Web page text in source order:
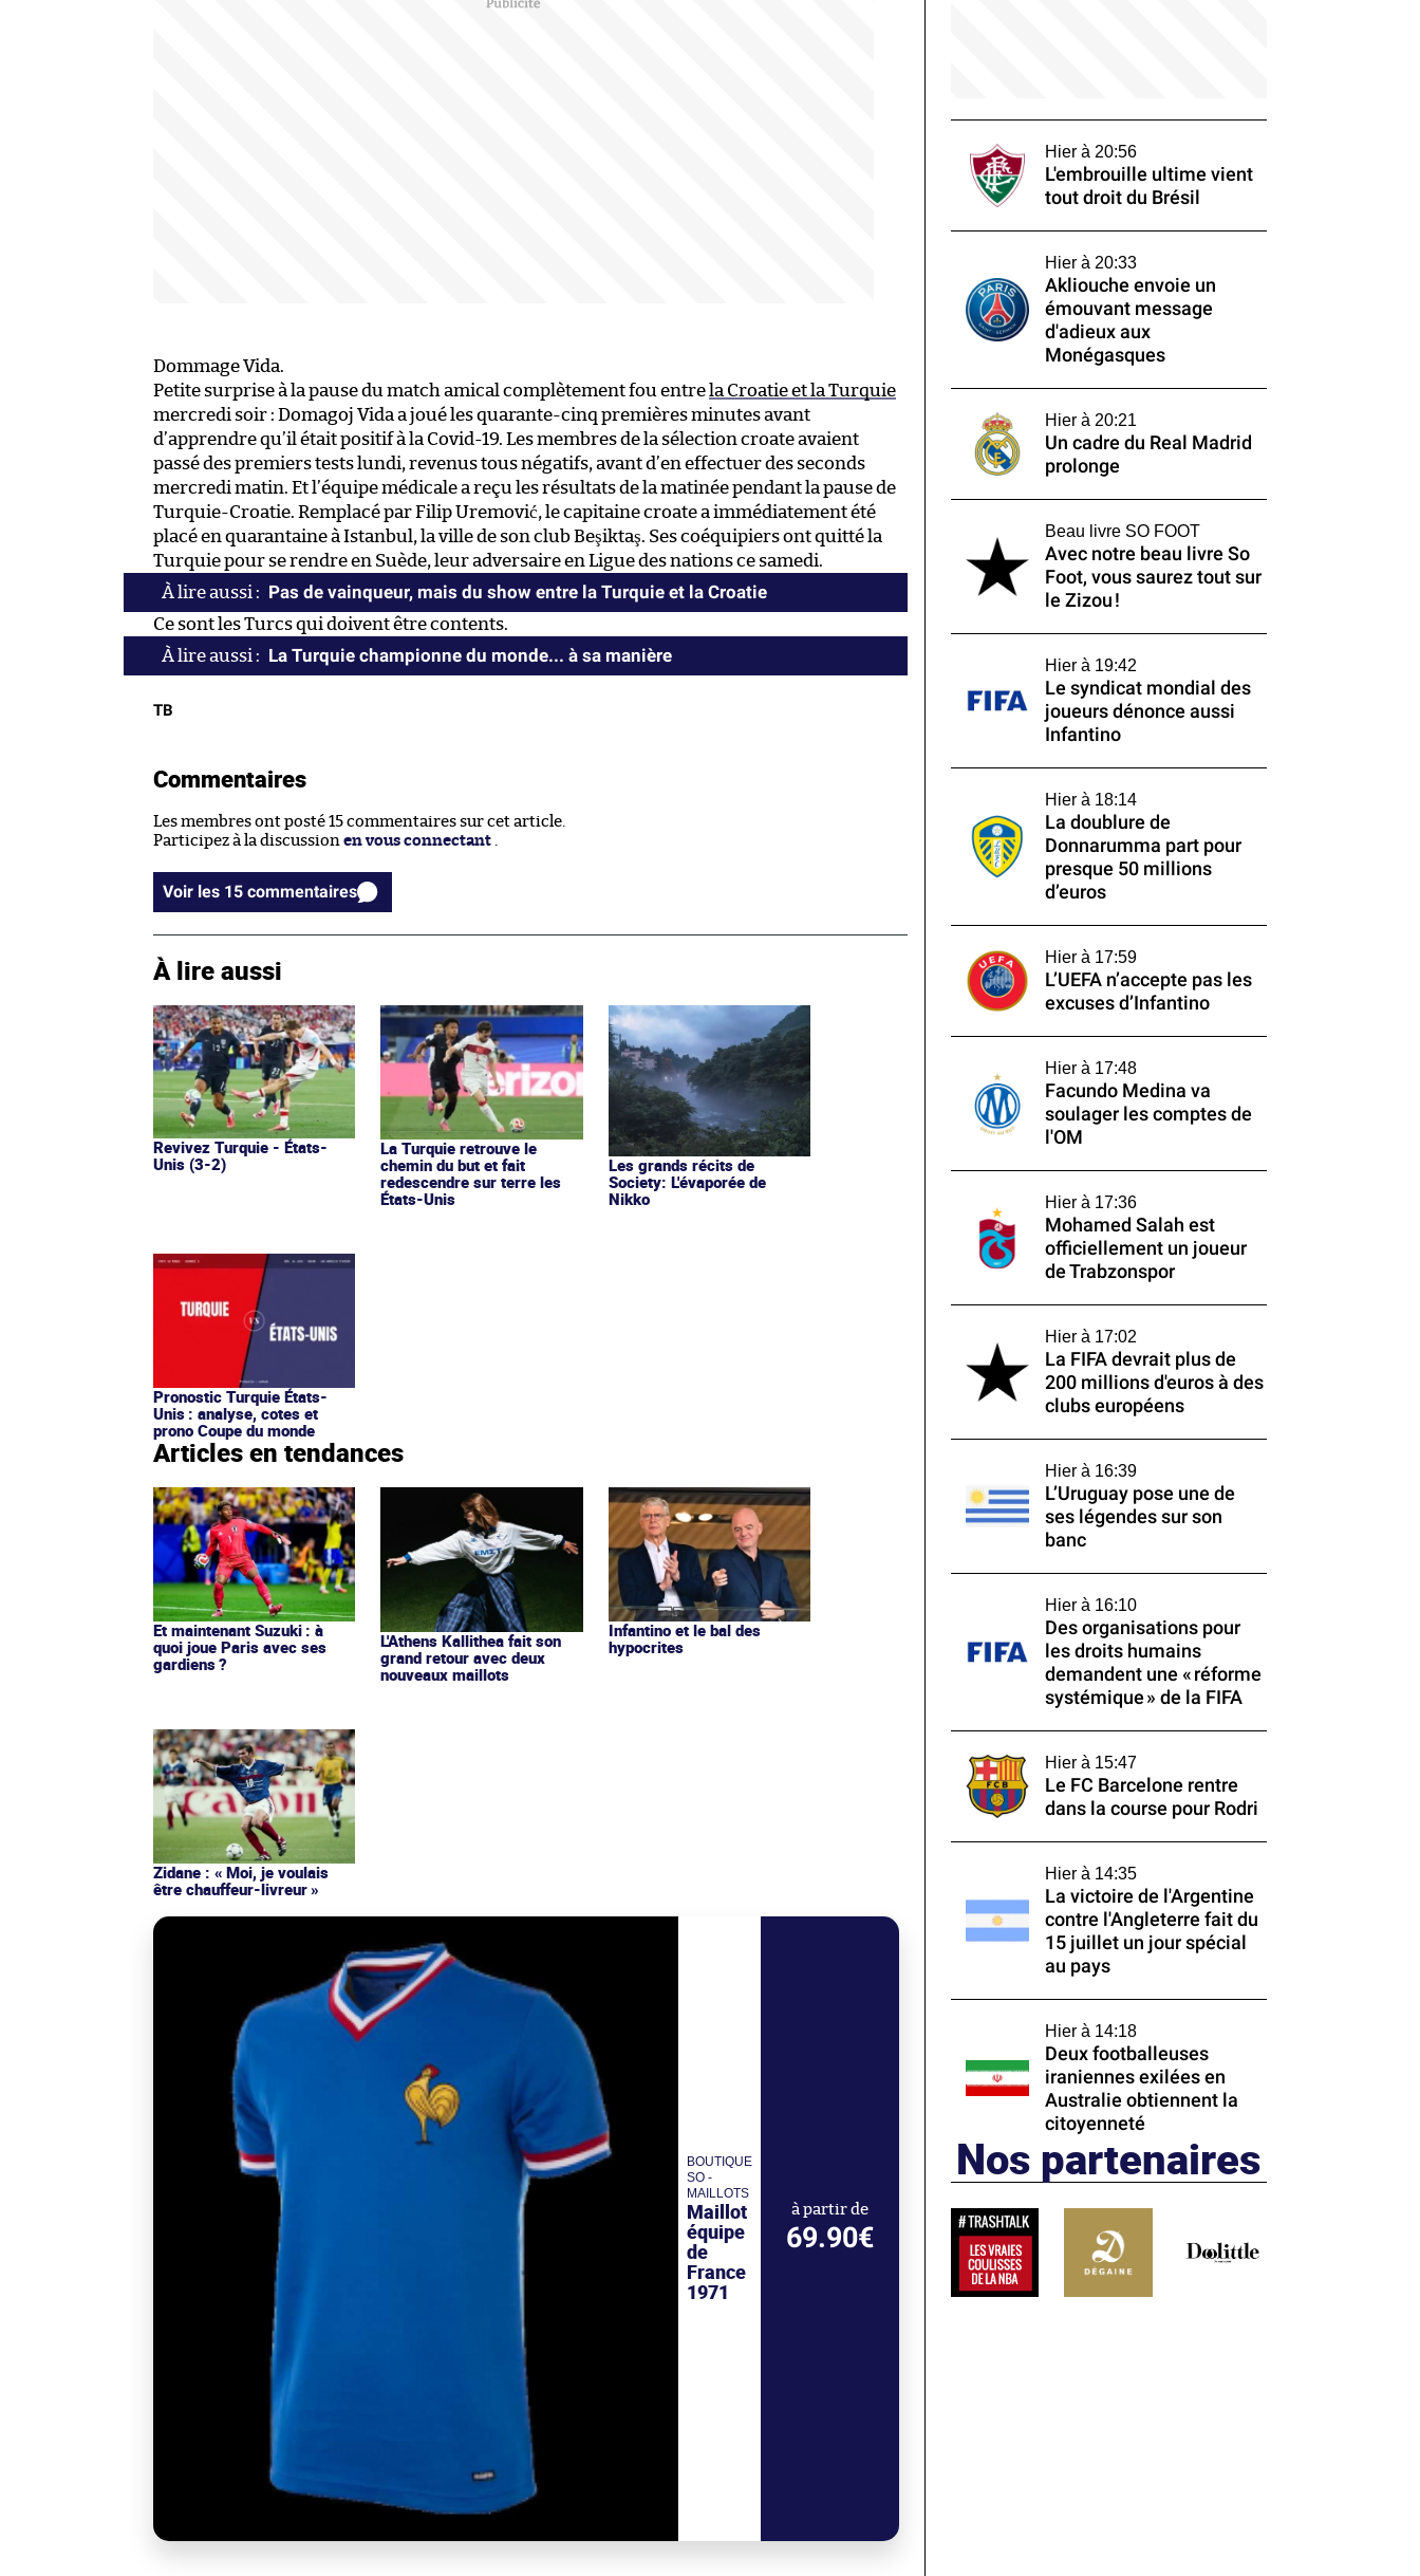
Dommage Vida.
Petite surprise à la pause du match amical complètement fou entre la Croatie et la Turquie
mercredi soir : Domagoj Vida a joué les quarante-cinq premières minutes avant
d’apprendre qu’il était positif à la Covid-19. Les membres de la sélection croate avaient
passé des premiers tests lundi, revenus tous négatifs, avant d’en effectuer des seconds
mercredi matin. Et l’équipe médicale a reçu les résultats de la matinée pendant la pause de
Turquie-Croatie. Remplacé par Filip Uremović, le capitaine croate a immédiatement été
placé en quarantaine à Istanbul, la ville de son club Beşiktaş. Ses coéquipiers ont quitté la
Turquie pour se rendre en Suède, leur adversaire en Ligue des nations ce samedi.
Pas de vainqueur, mais du show entre la Turquie et la Croatie
Ce sont les Turcs qui doivent être contents.
La Turquie championne du monde... à sa manière
TB
Commentaires
Les membres ont posté 15 commentaires sur cet article.
Participez à la discussion en vous connectant .
Voir les 15 commentaires
À lire aussi
Revivez Turquie - États-
Unis (3-2)
La Turquie retrouve le
chemin du but et fait
redescendre sur terre les
États-Unis
Les grands récits de
Society: L'évaporée de
Nikko
Pronostic Turquie États-
Unis : analyse, cotes et
prono Coupe du monde
Articles en tendances
Et maintenant Suzuki : à
quoi joue Paris avec ses
gardiens ?
L'Athens Kallithea fait son
grand retour avec deux
nouveaux maillots
Infantino et le bal des
hypocrites
Zidane : « Moi, je voulais
être chauffeur-livreur »
BOUTIQUE
SO -
MAILLOTS
Maillot
équipe
de
France
1971
à partir de
69.90€
Hier à 20:56
L'embrouille ultime vient
tout droit du Brésil
Hier à 20:33
Akliouche envoie un
émouvant message
d'adieux aux
Monégasques
Hier à 20:21
Un cadre du Real Madrid
prolonge
Beau livre SO FOOT
Avec notre beau livre So
Foot, vous saurez tout sur
le Zizou !
Hier à 19:42
Le syndicat mondial des
joueurs dénonce aussi
Infantino
Hier à 18:14
La doublure de
Donnarumma part pour
presque 50 millions
d’euros
Hier à 17:59
L’UEFA n’accepte pas les
excuses d’Infantino
Hier à 17:48
Facundo Medina va
soulager les comptes de
l'OM
Hier à 17:36
Mohamed Salah est
officiellement un joueur
de Trabzonspor
Hier à 17:02
La FIFA devrait plus de
200 millions d'euros à des
clubs européens
Hier à 16:39
L’Uruguay pose une de
ses légendes sur son
banc
Hier à 16:10
Des organisations pour
les droits humains
demandent une « réforme
systémique » de la FIFA
Hier à 15:47
Le FC Barcelone rentre
dans la course pour Rodri
Hier à 14:35
La victoire de l'Argentine
contre l'Angleterre fait du
15 juillet un jour spécial
au pays
Hier à 14:18
Deux footballeuses
iraniennes exilées en
Australie obtiennent la
citoyenneté
Nos partenaires